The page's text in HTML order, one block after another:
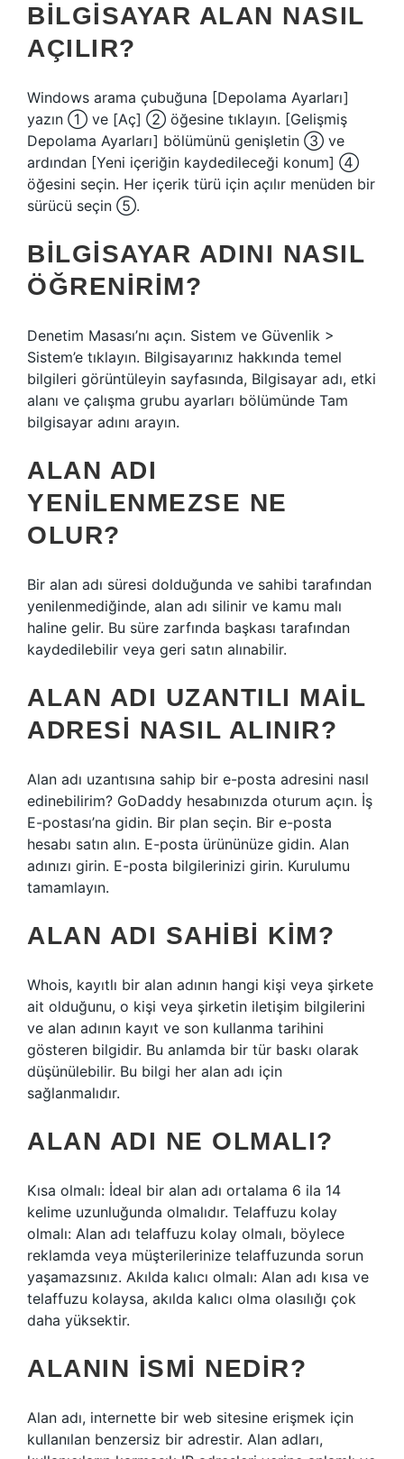
BILGISAYAR ALAN NASIL
AÇILIR?
Windows arama çubuğuna [Depolama Ayarları]
yazın ① ve [Aç] ② öğesine tıklayın. [Gelişmiş
Depolama Ayarları] bölümünü genişletin ③ ve
ardından [Yeni içeriğin kaydedileceği konum] ④
öğesini seçin. Her içerik türü için açılır menüden bir
sürücü seçin ⑤.
BILGISAYAR ADINI NASIL
ÖĞRENIRIM?
Denetim Masası’nı açın. Sistem ve Güvenlik >
Sistem’e tıklayın. Bilgisayarınız hakkında temel
bilgileri görüntüleyin sayfasında, Bilgisayar adı, etki
alanı ve çalışma grubu ayarları bölümünde Tam
bilgisayar adını arayın.
ALAN ADI
YENILENMEZSE NE
OLUR?
Bir alan adı süresi dolduğunda ve sahibi tarafından
yenilenmediğinde, alan adı silinir ve kamu malı
haline gelir. Bu süre zarfında başkası tarafından
kaydedilebilir veya geri satın alınabilir.
ALAN ADI UZANTILI MAIL
ADRESI NASIL ALINIR?
Alan adı uzantısına sahip bir e-posta adresini nasıl
edinebilirim? GoDaddy hesabınızda oturum açın. İş
E-postası’na gidin. Bir plan seçin. Bir e-posta
hesabı satın alın. E-posta ürününüze gidin. Alan
adınızı girin. E-posta bilgilerinizi girin. Kurulumu
tamamlayın.
ALAN ADI SAHIBI KIM?
Whois, kayıtlı bir alan adının hangi kişi veya şirkete
ait olduğunu, o kişi veya şirketin iletişim bilgilerini
ve alan adının kayıt ve son kullanma tarihini
gösteren bilgidir. Bu anlamda bir tür baskı olarak
düşünülebilir. Bu bilgi her alan adı için
sağlanmalıdır.
ALAN ADI NE OLMALI?
Kısa olmalı: İdeal bir alan adı ortalama 6 ila 14
kelime uzunluğunda olmalıdır. Telaffuzu kolay
olmalı: Alan adı telaffuzu kolay olmalı, böylece
reklamda veya müşterilerinize telaffuzunda sorun
yaşamazsınız. Akılda kalıcı olmalı: Alan adı kısa ve
telaffuzu kolaysa, akılda kalıcı olma olasılığı çok
daha yüksektir.
ALANIN ISMI NEDIR?
Alan adı, internette bir web sitesine erişmek için
kullanılan benzersiz bir adrestir. Alan adları,